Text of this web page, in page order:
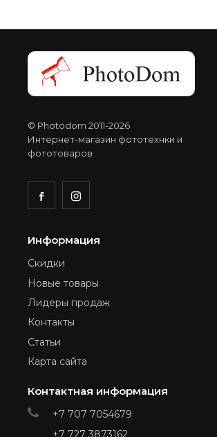
© Photodom 2011-2026
Интернет-магазин фототехнки и
фототоваров
Информация
Скидки
Новые товары
Лидеры продаж
Контакты
Статьи
Карта сайта
Контактная информация
+7 707 7054679
+7 727 3873162